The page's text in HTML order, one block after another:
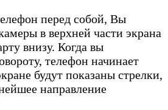
перед собой, Вы
в верхней части экрана
внизу. Когда вы
телефон начинает
будут показаны стрелки,
направление